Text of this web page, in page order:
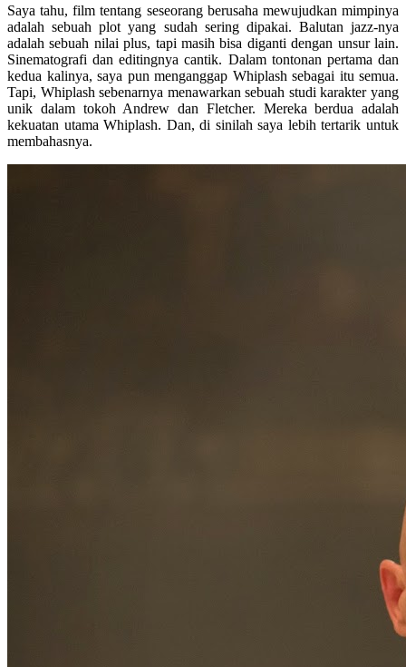
Saya tahu, film tentang seseorang berusaha mewujudkan mimpinya
adalah sebuah plot yang sudah sering dipakai. Balutan jazz-nya
adalah sebuah nilai plus, tapi masih bisa diganti dengan unsur lain.
Sinematografi dan editingnya cantik. Dalam tontonan pertama dan
kedua kalinya, saya pun menganggap Whiplash sebagai itu semua.
Tapi, Whiplash sebenarnya menawarkan sebuah studi karakter yang
unik dalam tokoh Andrew dan Fletcher. Mereka berdua adalah
kekuatan utama Whiplash. Dan, di sinilah saya lebih tertarik untuk
membahasnya.